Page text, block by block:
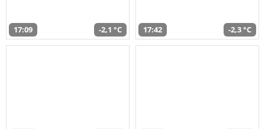
17:09 -2,1 °C 17:42 -2,3 °C